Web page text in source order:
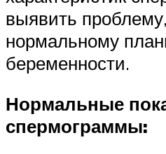
выявить
нормальному
беременности.
Нормальные
спермограммы: